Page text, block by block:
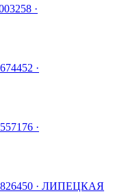
·
·
·
· ЛИПЕЦКАЯ